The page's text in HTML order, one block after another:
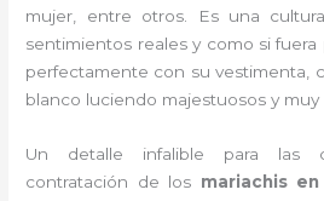
mujer, entre otros. Es una
sentimientos reales y como si
perfectamente con su vestimenta,
blanco luciendo majestuosos y muy
Un detalle infalible para las
contratación de los mariachis en